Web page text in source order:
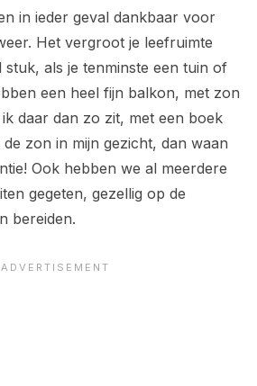
in ieder geval dankbaar voor
Het vergroot je leefruimte
als je tenminste een tuin of
een heel fijn balkon, met zon
daar dan zo zit, met een boek
zon in mijn gezicht, dan waan
Ook hebben we al meerdere
gegeten, gezellig op de
bereiden.